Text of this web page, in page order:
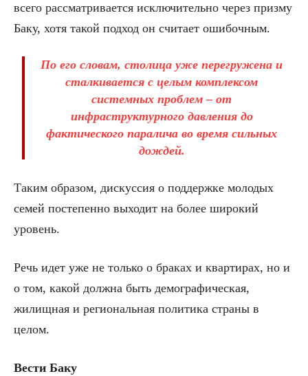
всего рассматривается исключительно через призму
Баку, хотя такой подход он считает ошибочным.
По его словам, столица уже перегружена и
сталкивается с целым комплексом
системных проблем – от
инфраструктурного давления до
фактического паралича во время сильных
дождей.
Таким образом, дискуссия о поддержке молодых
семей постепенно выходит на более широкий
уровень.
Речь идет уже не только о браках и квартирах, но и
о том, какой должна быть демографическая,
жилищная и региональная политика страны в
целом.
Вести Баку